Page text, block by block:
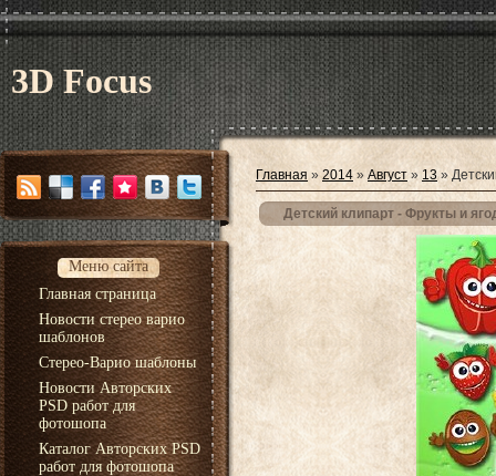
3D Focus
Меню сайта
Главная страница
Новости стерео варио
шаблонов
Стерео-Варио шаблоны
Новости Авторских
PSD работ для
фотошопа
Каталог Авторских PSD
работ для фотошопа
Главная » 2014 » Август » 13»
Детский клипарт - Фрукты и